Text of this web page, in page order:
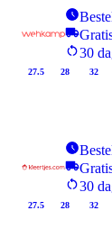
30
27.5 28 32
30
27.5 28 32